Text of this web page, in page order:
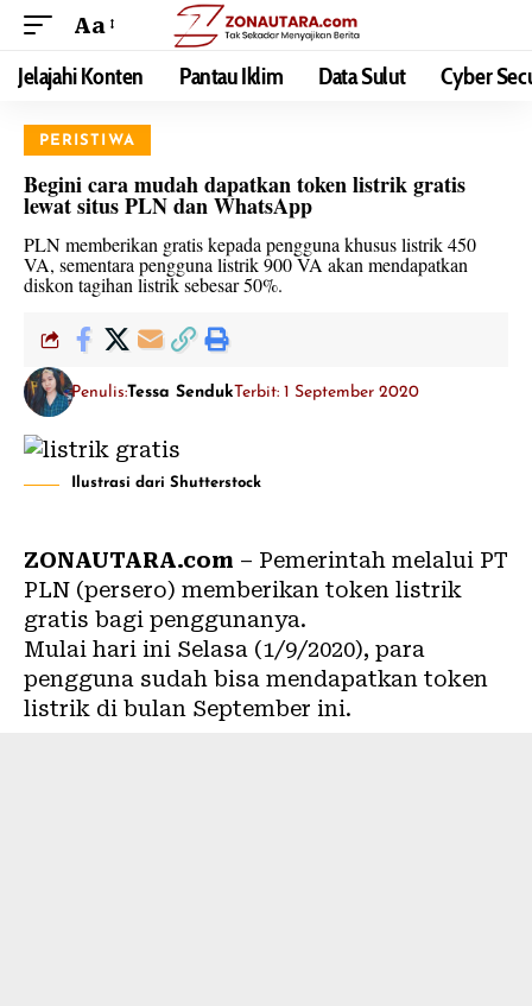
Aa
Jelajahi Konten Pantau Iklim Data Sulut Cyber
PERISTIWA
Begini cara mudah dapatkan token listrik gratis
lewat situs PLN dan WhatsApp
PLN memberikan gratis kepada pengguna khusus listrik 450
VA, sementara pengguna listrik 900 VA akan mendapatkan
diskon tagihan listrik sebesar 50%.
Penulis:Tessa SendukTerbit: 1 September 2020
Ilustrasi dari Shutterstock
ZONAUTARA.com – Pemerintah melalui PT
PLN (persero) memberikan token listrik
gratis bagi penggunanya.
Mulai hari ini Selasa (1/9/2020), para
pengguna sudah bisa mendapatkan token
listrik di bulan September ini.